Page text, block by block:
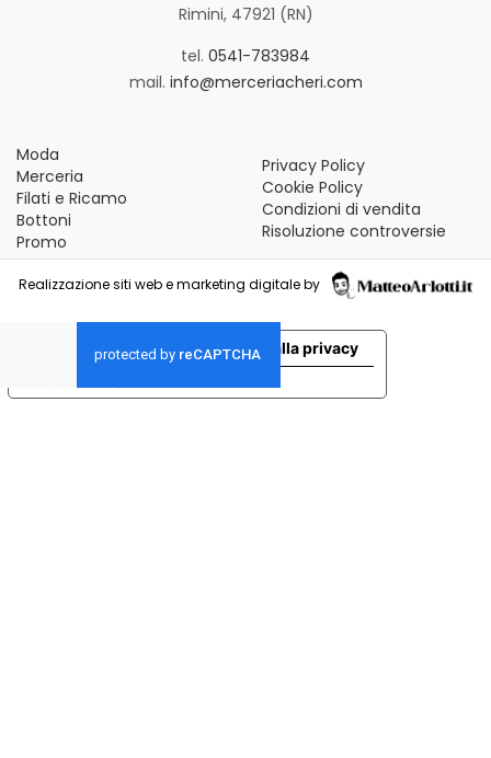
Rimini, 47921 (RN)
tel. 0541-783984
mail. info@merceriacheri.com
Moda
Merceria
Filati e Ricamo
Bottoni
Promo
Privacy Policy
Cookie Policy
Condizioni di vendita
Risoluzione controversie
Realizzazione siti web e marketing digitale by
Le tue preferenze relative alla privacy